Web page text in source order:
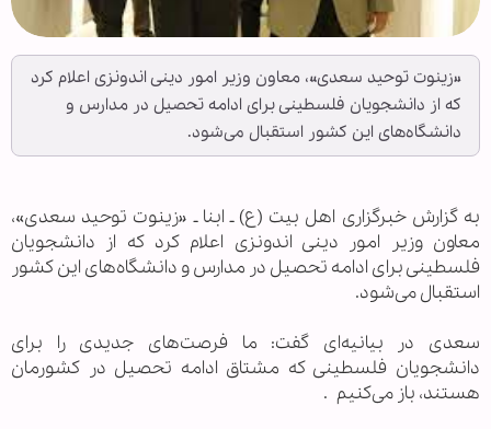
«زینوت توحید سعدی»، معاون وزیر امور دینی اندونزی اعلام کرد
که از دانشجویان فلسطینی برای ادامه تحصیل در مدارس و
دانشگاه‌های این کشور استقبال می‌شود.
به گزارش خبرگزاری اهل بيت (ع) ـ ابنا ـ «زینوت توحید سعدی»،
معاون وزیر امور دینی اندونزی اعلام کرد که از دانشجویان
فلسطینی برای ادامه تحصیل در مدارس و دانشگاه‌های این کشور
استقبال می‌شود.
سعدی در بیانیه‌ای گفت: ما فرصت‌های جدیدی را برای
دانشجویان فلسطینی که مشتاق ادامه تحصیل در کشورمان
هستند، باز می‌کنیم .